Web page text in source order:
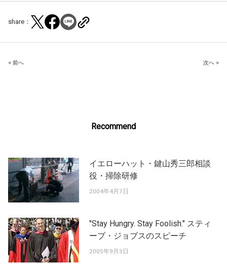
share：
Post
< 前へ 次へ >
Recommend
イエローハット・鍵山秀三郎相談
役・掃除研修
2004年4月7日
"Stay Hungry. Stay Foolish." スティ
ーブ・ジョブスのスピーチ
2005年9月3日